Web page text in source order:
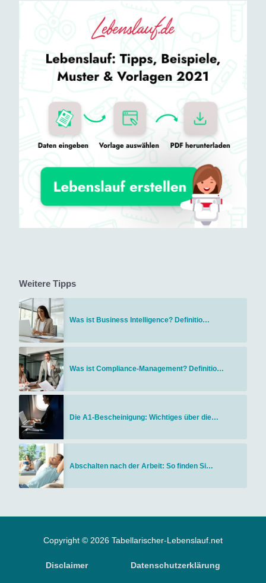
Weitere Tipps
Was ist Business Intelligence? Definitio…
Was ist Compliance-Management? Definitio…
Die A1-Bescheinigung: Wichtiges über die…
Abschalten nach der Arbeit: So finden Si…
Copyright © 2026 Tabellarischer-Lebenslauf.net
Disclaimer Datenschutzerklärung